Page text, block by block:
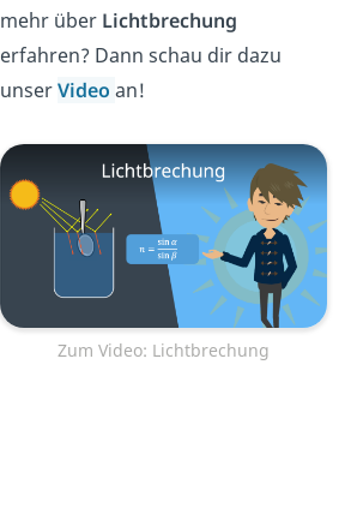
mehr über Lichtbrechung
erfahren? Dann schau dir dazu
unserVideoan!
Zum Video: Lichtbrechung